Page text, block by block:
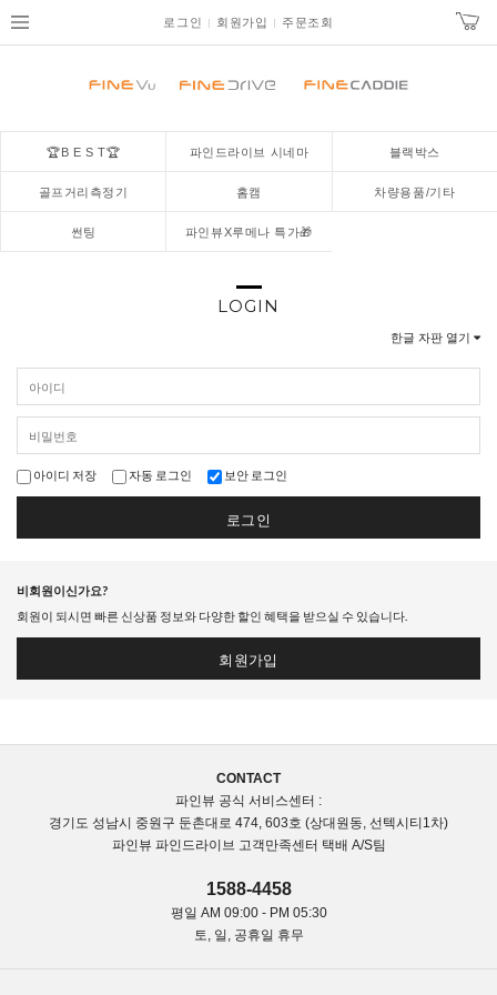
로그인 회원가입 주문조회
🏆B E S T🏆 파인드라이브 시네마 블랙박스
골프거리측정기 홈캠 차량용품/기타
썬팅 파인뷰X루메나 특가🎁
LOGIN
한글 자판 열기
아이디 저장 자동 로그인 보안 로그인
로그인
비회원이신가요?
회원이 되시면 빠른 신상품 정보와 다양한 할인 혜택을 받으실 수 있습니다.
회원가입
CONTACT
파인뷰 공식 서비스센터 :
경기도 성남시 중원구 둔촌대로 474, 603호 (상대원동, 선텍시티1차)
파인뷰 파인드라이브 고객만족센터 택배 A/S팀
1588-4458
평일 AM 09:00 - PM 05:30
토, 일, 공휴일 휴무